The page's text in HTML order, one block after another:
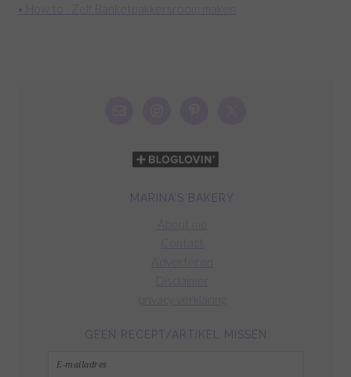
• How to : Zelf Banketbakkersroom maken
MARINA’S BAKERY
GEEN RECEPT/ARTIKEL MISSEN